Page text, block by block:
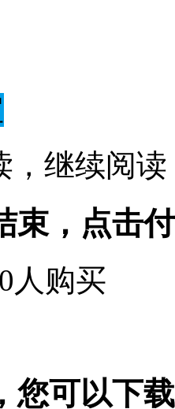
继续阅读
束，点击
0 人购买
您可以下